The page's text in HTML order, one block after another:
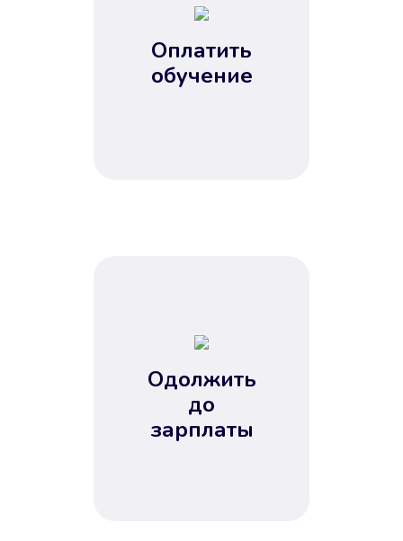
Оплатить
обучение
Одолжить
до
зарплаты